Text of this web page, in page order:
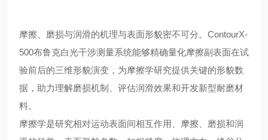
摩擦、磨损与润滑的机理与表面形貌密不可分。ContourX-
500布鲁克白光干涉测量系统能够精确量化摩擦副表面在试
验前后的三维形貌演变，为摩擦学研究提供关键的形貌数
据，助力理解磨损机制、评估润滑效果和开发新型耐磨材
料。
摩擦学是研究相对运动表面间相互作用、摩擦、磨损和润